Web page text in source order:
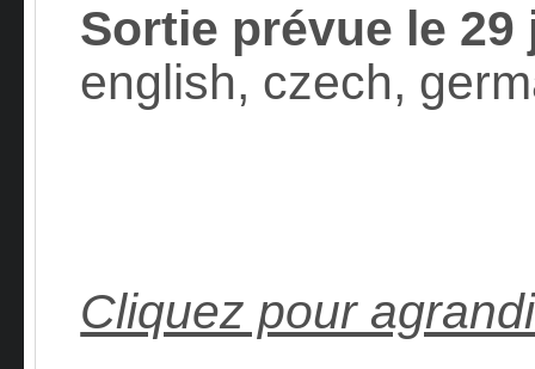
Sortie prévue le
english, czech,
Cliquez pour